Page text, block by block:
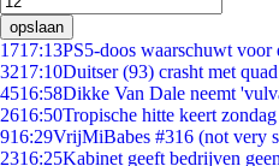
opslaan
1717:13PS5-doos waarschuwt voor
3217:10Duitser (93) crasht met
4516:58Dikke Van Dale neemt
2616:50Tropische hitte keert
916:29VrijMiBabes #316 (not very
2316:25Kabinet geeft bedrijven